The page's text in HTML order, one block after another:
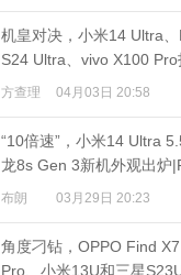
机皇对决，小米14 Ultra
S24 Ultra、vivo X100 Pro
方查理 04月03日 20:58
“10倍速”，小米14 Ultra
龙8s Gen 3新机外观出炉
开卖
布朗 03月29日 20:23
角度刁钻，OPPO Find
Pro、小米13U和三星